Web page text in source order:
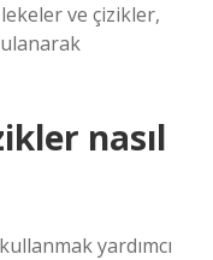
ve çizikler,
nasıl
yardımcı